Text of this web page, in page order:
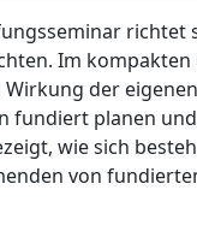
richtet
Im
der
fundiert planen
wie sich
von